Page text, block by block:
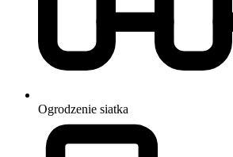
Ogrodzenie siatka